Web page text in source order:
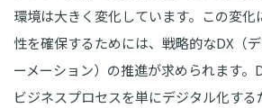
環境は大きく変化しています。この変
性を確保するためには、戦略的なDX（
ーメーション）の推進が求められます。
ビジネスプロセスを単にデジタル化する